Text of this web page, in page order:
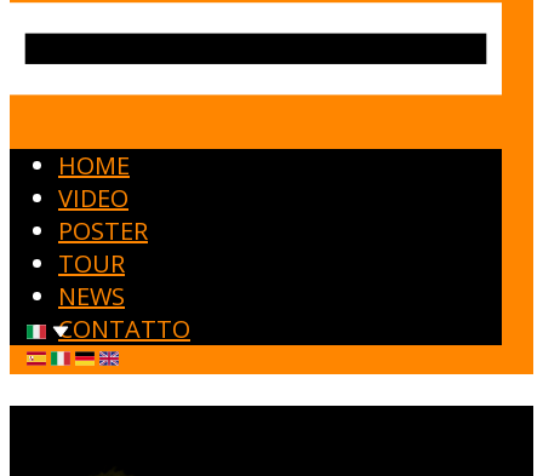
HOME
VIDEO
POSTER
TOUR
NEWS
CONTATTO